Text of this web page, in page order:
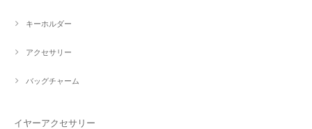
キーホルダー
アクセサリー
バッグチャーム
イヤーアクセサリー